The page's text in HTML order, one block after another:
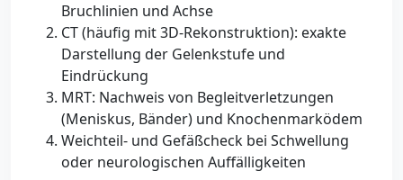
Bruchlinien und Achse
CT (häufig mit 3D-Rekonstruktion): exakte
Darstellung der Gelenkstufe und
Eindrückung
MRT: Nachweis von Begleitverletzungen
(Meniskus, Bänder) und Knochenmarködem
Weichteil- und Gefäßcheck bei Schwellung
oder neurologischen Auffälligkeiten